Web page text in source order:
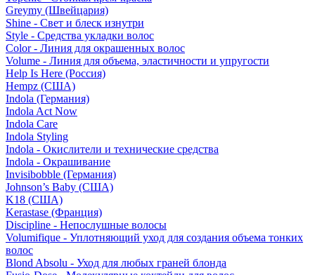
Greymy (Швейцария)
Shine - Свет и блеск изнутри
Style - Средства укладки волос
Color - Линия для окрашенных волос
Volume - Линия для объема, эластичности и упругости
Help Is Here (Россия)
Hempz (США)
Indola (Германия)
Indola Act Now
Indola Care
Indola Styling
Indola - Окислители и технические средства
Indola - Окрашивание
Invisibobble (Германия)
Johnson’s Baby (США)
K18 (США)
Kerastase (Франция)
Discipline - Непослушные волосы
Volumifique - Уплотняющий уход для создания объема тонких
волос
Blond Absolu - Уход для любых граней блонда